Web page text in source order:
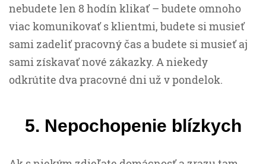
nebudete len 8 hodín klikať – budete omnoho
viac komunikovať s klientmi, budete si musieť
sami zadeliť pracovný čas a budete si musieť aj
sami získavať nové zákazky. A niekedy
odkrútite dva pracovné dni už v pondelok.
5. Nepochopenie blízkych